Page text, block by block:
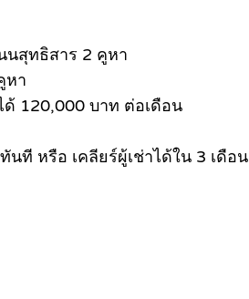
นสุทธิสาร 2 คูหา
หา
ด้ 120,000 บาท ต่อเดือน
ที หรือ เคลียร์ผู้เช่าได้ใน 3 เดือน